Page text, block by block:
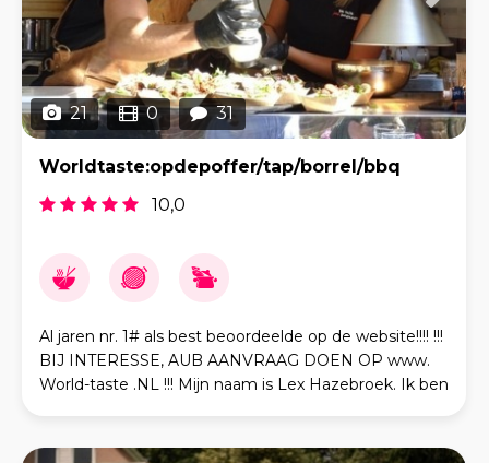
21 0 31
Worldtaste:opdepoffer/tap/borrel/bbq
10,0
Al jaren nr. 1# als best beoordeelde op de website!!!! !!!
BIJ INTERESSE, AUB AANVRAAG DOEN OP www.
World-taste .NL !!! Mijn naam is Lex Hazebroek. Ik ben